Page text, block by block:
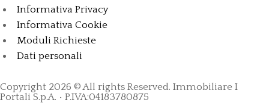
Informativa Privacy
Informativa Cookie
Moduli Richieste
Dati personali
Copyright 2026 © All rights Reserved. Immobiliare I
Portali S.p.A. • P.IVA:04183780875